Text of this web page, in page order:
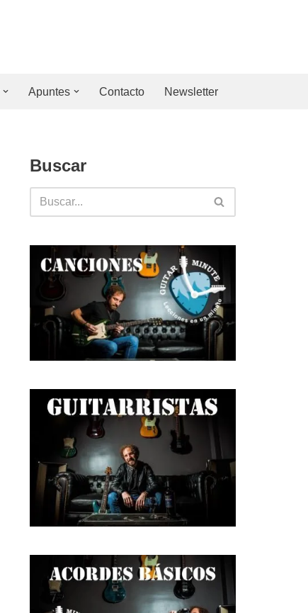
Apuntes Contacto Newsletter
Buscar